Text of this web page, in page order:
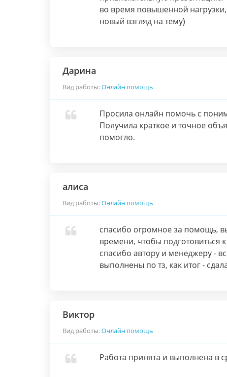
во время повышенной
новый взгляд на тему)
Дарина
Вид работы:Онлайн помощь
Просила онлайн помочь с
Получила краткое и точное
помогло.
алиса
Вид работы:Онлайн помощь
спасибо огромное за помощь,
времени, чтобы подготовиться
спасибо автору и менеджеру -
выполнены по тз, как итог -
Виктор
Вид работы:Онлайн помощь
Работа принята и выполнена в